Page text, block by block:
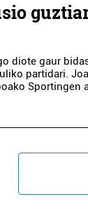
diote gaur
partidari.
Sportingen